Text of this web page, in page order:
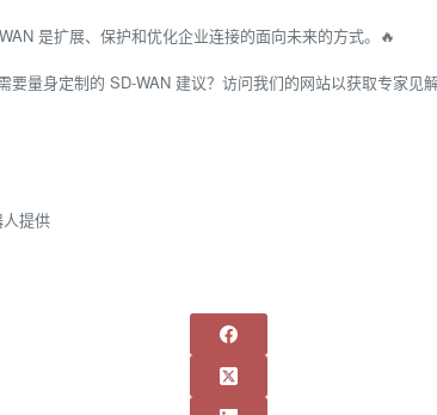
是扩展、保护和优化企业连接的面向未来的方式。🔥
量身定制的 SD-WAN 建议？访问我们的网站以获取专家见
提供